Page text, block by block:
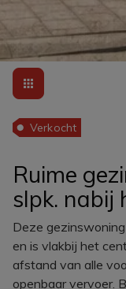
Ruime
slpk. nabij
Verkocht
Deze
en is vlakbij het
afstand van alle
openbaar vervoer.